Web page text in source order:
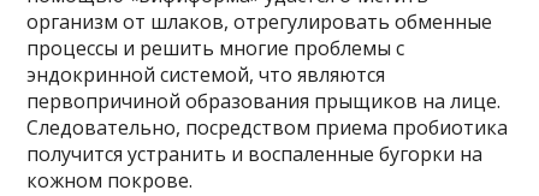
организм от шлаков, отрегулировать обменные
процессы и решить многие проблемы с
эндокринной системой, что являются
первопричиной образования прыщиков на лице.
Следовательно, посредством приема пробиотика
получится устранить и воспаленные бугорки на
кожном покрове.